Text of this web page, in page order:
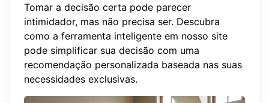
Tomar a decisão certa pode parecer
intimidador, mas não precisa ser. Descubra
como a ferramenta inteligente em nosso site
pode simplificar sua decisão com uma
recomendação personalizada baseada nas suas
necessidades exclusivas.